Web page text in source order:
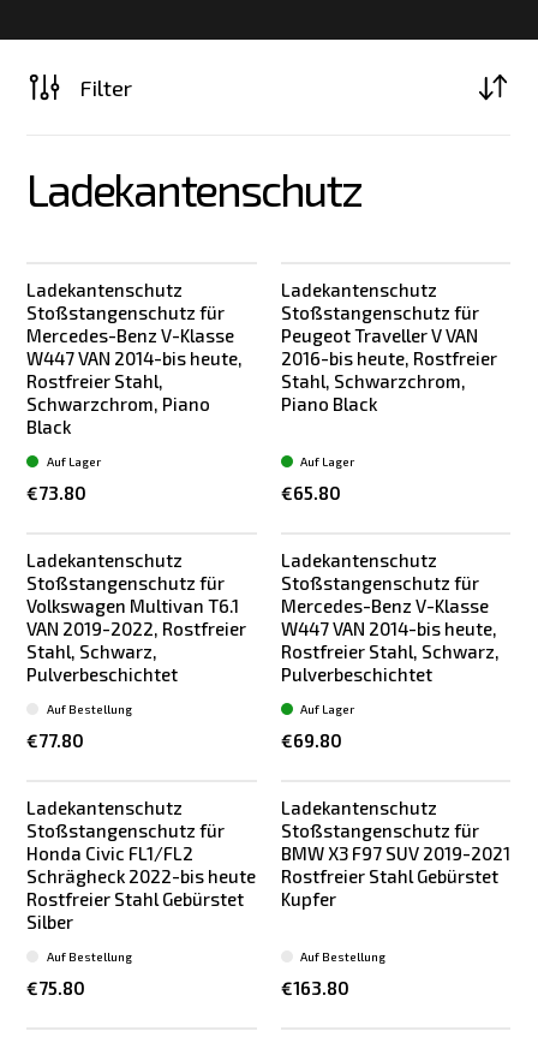
Filter
Ladekantenschutz
Ladekantenschutz
Stoßstangenschutz für
Mercedes-Benz V-Klasse
W447 VAN 2014-bis heute,
Rostfreier Stahl,
Schwarzchrom, Piano
Black
€73.80
Auf Lager
Ladekantenschutz
Stoßstangenschutz für
Peugeot Traveller V VAN
2016-bis heute, Rostfreier
Stahl, Schwarzchrom,
Piano Black
€65.80
Auf Lager
Ladekantenschutz
Stoßstangenschutz für
Volkswagen Multivan T6.1
VAN 2019-2022, Rostfreier
Stahl, Schwarz,
Pulverbeschichtet
€77.80
Auf Bestellung
Ladekantenschutz
Stoßstangenschutz für
Mercedes-Benz V-Klasse
W447 VAN 2014-bis heute,
Rostfreier Stahl, Schwarz,
Pulverbeschichtet
€69.80
Auf Lager
Ladekantenschutz
Stoßstangenschutz für
Honda Civic FL1/FL2
Schrägheck 2022-bis heute
Rostfreier Stahl Gebürstet
Silber
€75.80
Auf Bestellung
Ladekantenschutz
Stoßstangenschutz für
BMW X3 F97 SUV 2019-2021
Rostfreier Stahl Gebürstet
Kupfer
€163.80
Auf Bestellung